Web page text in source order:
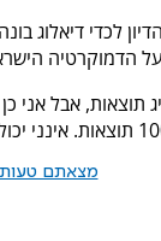
לכדי דיאלוג
הדמוקרטיה
תוצאות, אבל אני
מצאתם טעות